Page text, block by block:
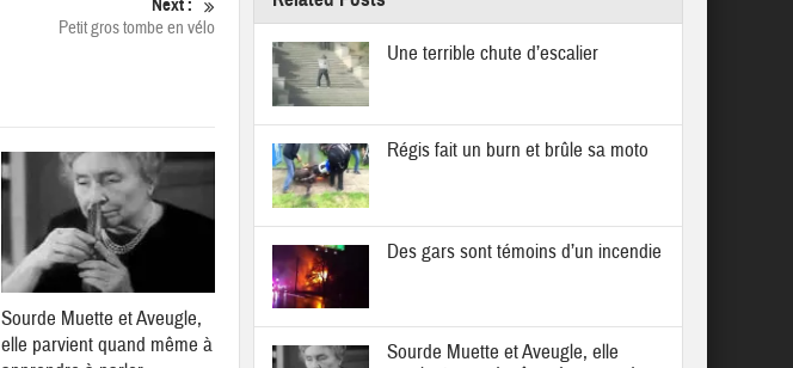
Next :
Petit gros tombe en vélo
Sourde Muette et Aveugle,
elle parvient quand même à
Une terrible chute d’escalier
Régis fait un burn et brûle sa moto
Des gars sont témoins d’un incendie
Sourde Muette et Aveugle, elle